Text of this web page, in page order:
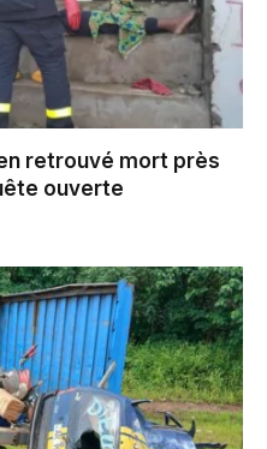
retrouvé mort près
ouverte